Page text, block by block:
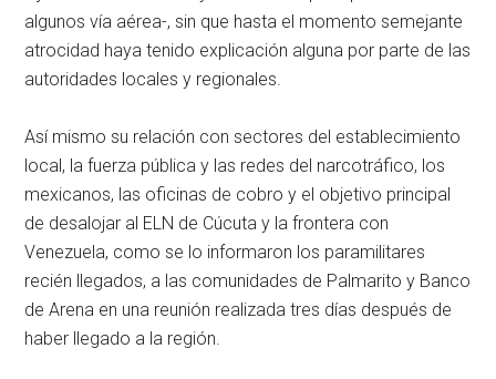
algunos vía aérea-, sin que hasta el momento semejante
atrocidad haya tenido explicación alguna por parte de las
autoridades locales y regionales.
Así mismo su relación con sectores del establecimiento
local, la fuerza pública y las redes del narcotráfico, los
mexicanos, las oficinas de cobro y el objetivo principal
de desalojar al ELN de Cúcuta y la frontera con
Venezuela, como se lo informaron los paramilitares
recién llegados, a las comunidades de Palmarito y Banco
de Arena en una reunión realizada tres días después de
haber llegado a la región.